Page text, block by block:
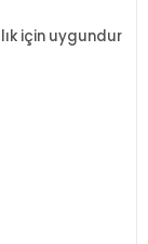
için uygundur